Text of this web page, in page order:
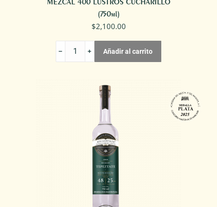
(750ml)
$2,100.00
400
LUSTROS
Añadir al carrito